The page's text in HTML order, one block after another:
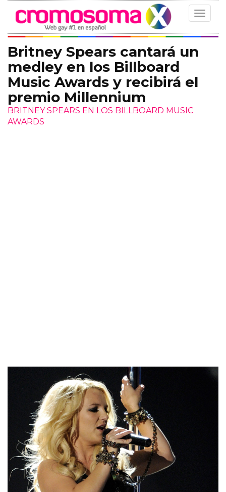
Toggle
Britney Spears cantará un
medley en los Billboard
Music Awards y recibirá el
premio Millennium
BRITNEY SPEARS EN LOS BILLBOARD MUSIC
AWARDS